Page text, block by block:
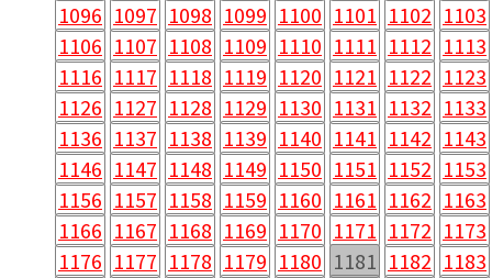
1096 1097 1098 1099 1100 1101 1102 1103
1106 1107 1108 1109 1110 1111 1112 1113
1116 1117 1118 1119 1120 1121 1122 1123
1126 1127 1128 1129 1130 1131 1132 1133
1136 1137 1138 1139 1140 1141 1142 1143
1146 1147 1148 1149 1150 1151 1152 1153
1156 1157 1158 1159 1160 1161 1162 1163
1166 1167 1168 1169 1170 1171 1172 1173
1176 1177 1178 1179 1180 1181 1182 1183